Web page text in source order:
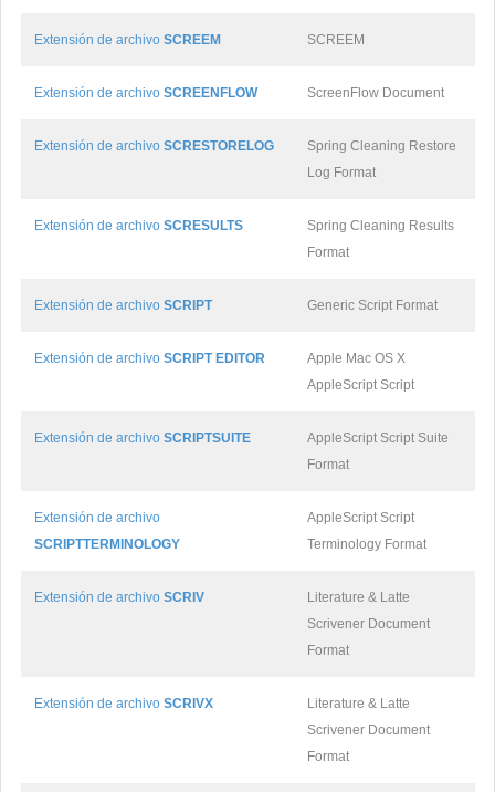
Extensión de archivo SCREEM SCREEM
Extensión de archivo SCREENFLOW ScreenFlow Document
Extensión de archivo SCRESTORELOG
Spring Cleaning Restore
Log Format
Extensión de archivo SCRESULTS
Spring Cleaning Results
Format
Extensión de archivo SCRIPT Generic Script Format
Extensión de archivo SCRIPT EDITOR
Apple Mac OS X
AppleScript Script
Extensión de archivo SCRIPTSUITE
AppleScript Script Suite
Format
Extensión de archivo
SCRIPTTERMINOLOGY
AppleScript Script
Terminology Format
Extensión de archivo SCRIV
Literature & Latte
Scrivener Document
Format
Extensión de archivo SCRIVX
Literature & Latte
Scrivener Document
Format